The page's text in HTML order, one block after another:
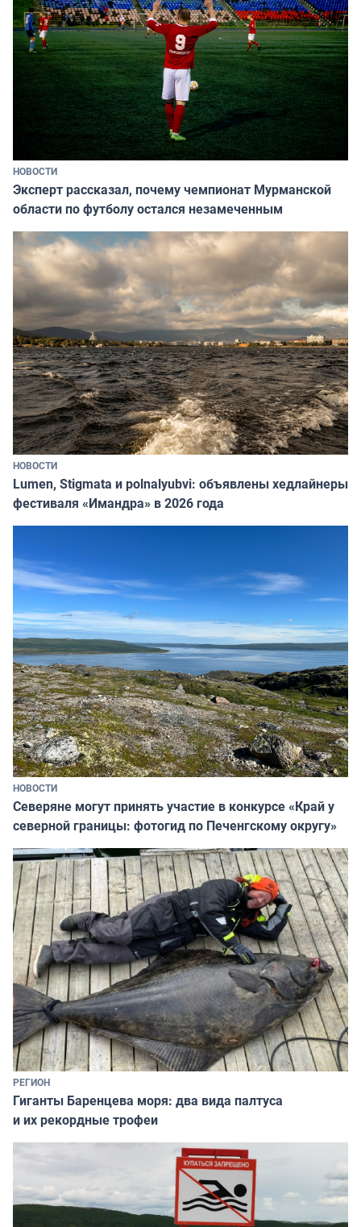
НОВОСТИ
Эксперт рассказал, почему чемпионат Мурманской
области по футболу остался незамеченным
НОВОСТИ
Lumen, Stigmata и polnalyubvi: объявлены хедлайнеры
фестиваля «Имандра» в 2026 года
НОВОСТИ
Северяне могут принять участие в конкурсе «Край у
северной границы: фотогид по Печенгскому округу»
РЕГИОН
Гиганты Баренцева моря: два вида палтуса
и их рекордные трофеи